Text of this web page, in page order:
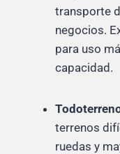
transporte
negocios.
para uso
capacidad.
terrenos
ruedas y